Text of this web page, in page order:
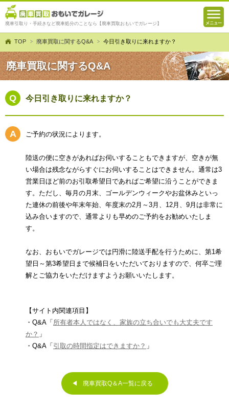
廃車引取り・手続きなど廃車処分のことなら【廃車買取おもいでガレージ】
TOP 廃車買取に関するQ&A 今日引き取りに来れますか？
廃車買取に関するQ&A
今日引き取りに来れますか？
ご予約の状況によります。
陸送の便に空きがあればお伺いすることもできますが、空きが無
い場合は残念ながらすぐにお伺いすることはできません。通常は3
営業日ほど前のお引取希望日であればご希望に沿うことができま
す。ただし、毎月の月末、ゴールデンウィークやお盆休みといっ
た連休の前後や年末年始、年度末の2月～3月、12月、9月は非常に
込み合いますので、通常よりも早めのご予約をお勧めいたしま
す。
なお、おもいでガレージでは円滑に陸送手配を行うために、第1希
望日～第3希望日まで候補日をいただいておりますので、何卒ご理
解とご協力をいただけますようお願いいたします。
【サイト内関連項目】
・Q&A「 所有者本人ではなく、家族の立ち合いでも大丈夫です
か？ 」
・Q&A「 引取の時間指定はできますか？ 」
廃車買取Q＆A一覧に戻る